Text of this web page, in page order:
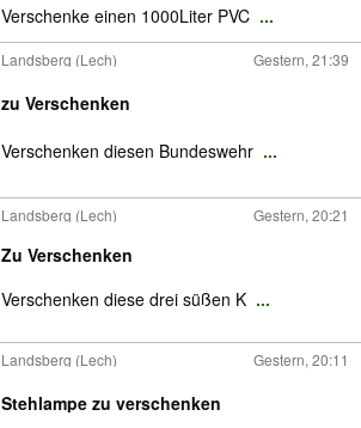
Verschenke einen 1000Liter PVC ...
Landsberg (Lech) Gestern, 21:39
zu Verschenken
Verschenken diesen Bundeswehr ...
Landsberg (Lech) Gestern, 20:21
Zu Verschenken
Verschenken diese drei süßen K ...
Landsberg (Lech) Gestern, 20:11
Stehlampe zu verschenken